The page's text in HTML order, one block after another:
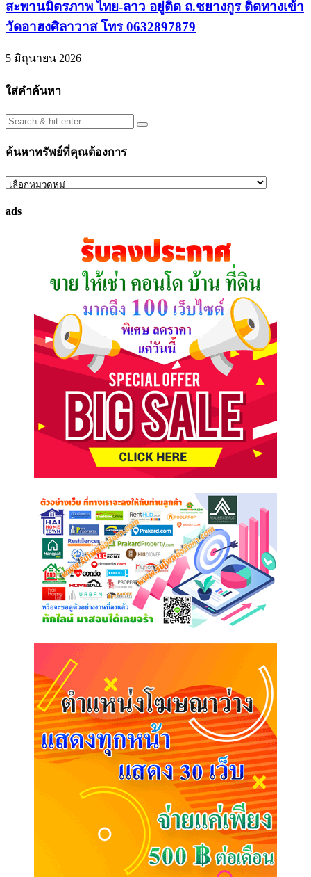
สะพานมิตรภาพ ไทย-ลาว อยู่ติด ถ.ชยางกูร ติดทางเข้า
วัดอาฮงศิลาวาส โทร 0632897879
5 มิถุนายน 2026
ใส่คำค้นหา
ค้นหาทรัพย์ที่คุณต้องการ
ค้นหา
ที่
ads